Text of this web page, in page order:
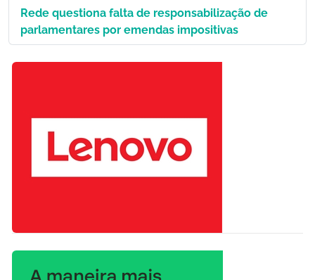
Rede questiona falta de responsabilização de
parlamentares por emendas impositivas